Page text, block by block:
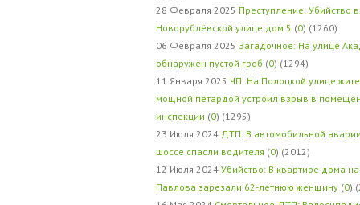
28 Февраля 2025 Преступление: Убийство
Новорублёвской улице дом 5 (0) (1260)
06 Февраля 2025 Загадочное: На улице
обнаружен пустой гроб (0) (1294)
11 Января 2025 ЧП: На Полоцкой улице
мощной петардой устроил взрыв в
инспекции (0) (1295)
23 Июля 2024 ДТП: В автомобильной
шоссе спасли водителя (0) (2012)
12 Июля 2024 Убийство: В квартире дома
Павлова зарезали 62-летнюю женщину (0)